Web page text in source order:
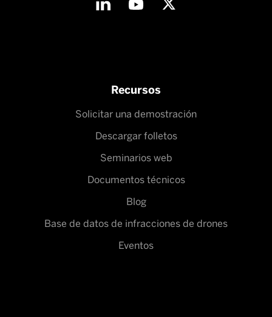
Recursos
Solicitar una demostración
Descargar folletos
Seminarios web
Documentos técnicos
Blog
Base de datos de infracciones de drones
Eventos